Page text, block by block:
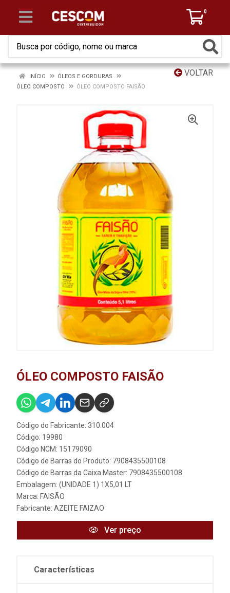
0
VOLTAR
INÍCIO
ÓLEOS E GORDURAS
ÓLEO COMPOSTO
ÓLEO COMPOSTO FAISÃO
ÓLEO COMPOSTO FAISÃO
Código do Fabricante: 310.004
Código: 19980
Código NCM: 15179090
Código de Barras do Produto: 7908435500108
Código de Barras da Caixa Master: 7908435500108
Embalagem: (UNIDADE 1) 1X5,01 LT
Marca: FAISÃO
Fabricante: AZEITE FAIZAO
Ver preço
Características